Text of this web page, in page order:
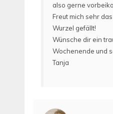
also gerne
Freut mich sehr
Wurzel gefällt!
Wünsche dir ein
Wochenende und
Tanja